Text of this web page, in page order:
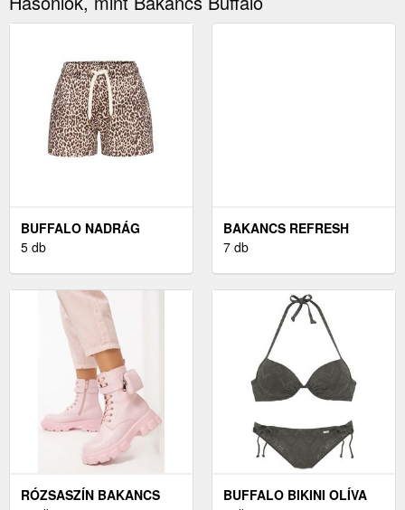
BUFFALO NADRÁG
BARNA
5 db
BAKANCS REFRESH
7 db
RÓZSASZÍN BAKANCS
BUFFALO BIKINI OLÍVA